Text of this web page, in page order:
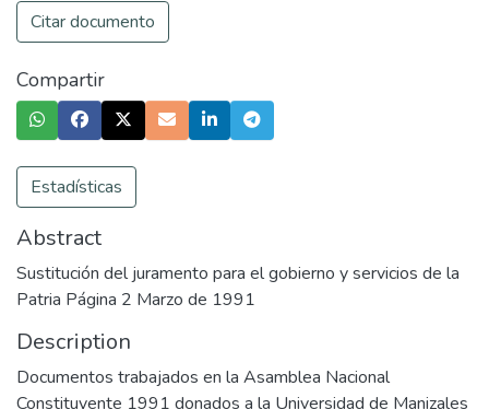
Citar documento
Compartir
Estadísticas
Abstract
Sustitución del juramento para el gobierno y servicios de la
Patria Página 2 Marzo de 1991
Description
Documentos trabajados en la Asamblea Nacional
Constituyente 1991 donados a la Universidad de Manizales